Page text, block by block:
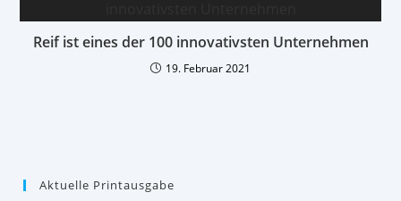
Reif ist eines der 100 innovativsten Unternehmen
19. Februar 2021
Aktuelle Printausgabe